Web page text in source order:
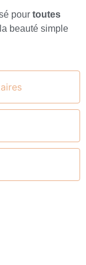
pour toutes
beauté simple